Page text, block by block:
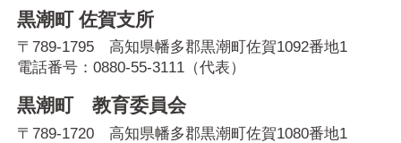
黒潮町 佐賀支所
〒789-1795 高知県幡多郡黒潮町佐賀1092番地1
電話番号：0880-55-3111 （代表）
黒潮町 教育委員会
〒789-1720 高知県幡多郡黒潮町佐賀1080番地1